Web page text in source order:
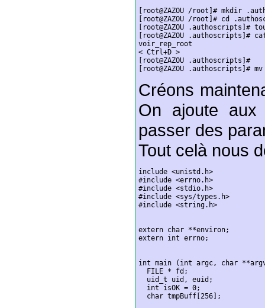
[root@ZAZOU /root]# mkdir
[root@ZAZOU /root]# cd
[root@ZAZOU .authoscripts]#
[root@ZAZOU .authoscripts]#
voir_rep_root
< Ctrl+D >
[root@ZAZOU .authoscripts]#
[root@ZAZOU .authoscripts]#
Créons
On ajoute aux
passer des
Tout celà nous
include <unistd.h>
#include <errno.h>
#include <stdio.h>
#include <sys/types.h>
#include <string.h>
extern char **environ;
extern int errno;
int main (int argc, char
  FILE * fd;
  uid_t uid, euid;
  int isOK = 0;
  char tmpBuff[256];